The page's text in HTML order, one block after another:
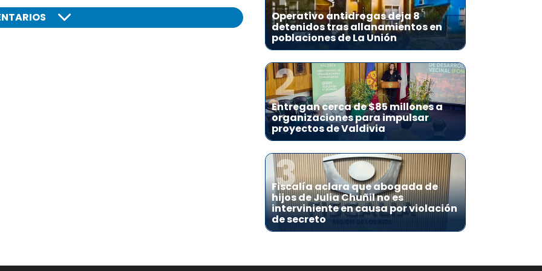
Operativo antidrogas deja 8
detenidos tras allanamientos en
poblaciones de La Unión
2
Entregan cerca de $85 millones a
organizaciones para impulsar
proyectos de Valdivia
3
Fiscalía aclara que abogada de
hijos de Julia Chuñil no es
interviniente en causa por violación
de secreto